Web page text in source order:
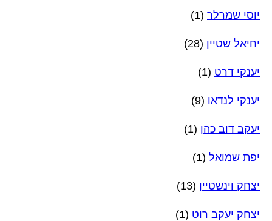
יוסי שמרלר (1)
יחיאל שטיין (28)
יענקי דרט (1)
יענקי לנדאו (9)
יעקב דוב כהן (1)
יפת שמואל (1)
יצחק וינשטיין (13)
יצחק יעקב רוט (1)